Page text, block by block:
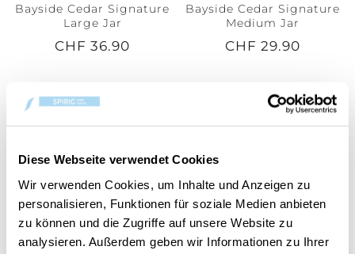
Diese Webseite verwendet Cookies
Wir verwenden Cookies, um Inhalte und Anzeigen zu
personalisieren, Funktionen für soziale Medien anbieten
zu können und die Zugriffe auf unsere Website zu
analysieren. Außerdem geben wir Informationen zu Ihrer
Bayside Cedar Signature
Large Jar
CHF 36.90
Bayside Cedar Signature
Medium Jar
CHF 29.90